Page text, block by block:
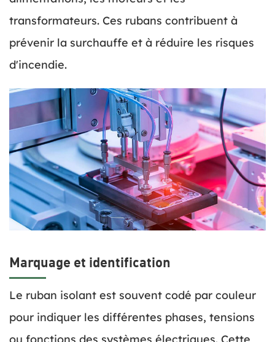
transformateurs. Ces rubans contribuent à
prévenir la surchauffe et à réduire les risques
d'incendie.
Marquage et identification
Le ruban isolant est souvent codé par couleur
pour indiquer les différentes phases, tensions